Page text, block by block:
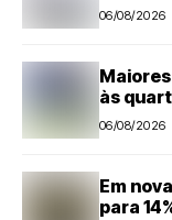
06/08/2026
às
06/08/2026
Em
para